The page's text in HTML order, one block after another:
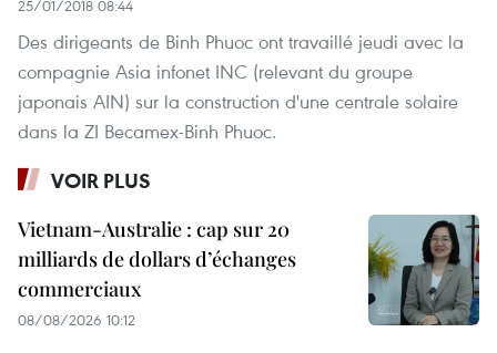
25/01/2018 08:44
Des dirigeants de Binh Phuoc ont travaillé jeudi avec la
compagnie Asia infonet INC (relevant du groupe
japonais AIN) sur la construction d'une centrale solaire
dans la ZI Becamex-Binh Phuoc.
VOIR PLUS
Vietnam-Australie : cap sur 20
milliards de dollars d’échanges
commerciaux
08/08/2026 10:12